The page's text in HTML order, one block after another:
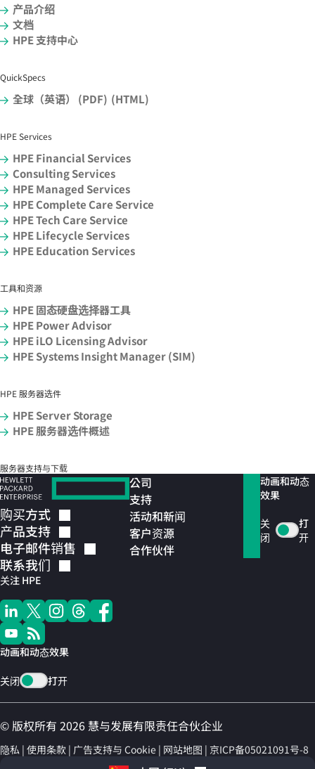
产品介绍
文档
HPE 支持中心
QuickSpecs
全球（英语） (PDF) (HTML)
HPE Services
HPE Financial Services
Consulting Services
HPE Managed Services
HPE Complete Care Service
HPE Tech Care Service
HPE Lifecycle Services
HPE Education Services
工具和资源
HPE 固态硬盘选择器工具
HPE Power Advisor
HPE iLO Licensing Advisor
HPE Systems Insight Manager (SIM)
HPE 服务器选件
HPE Server Storage
HPE 服务器选件概述
服务器支持与下载
购买方式
产品支持
电子邮件销售
联系我们
关注 HPE
动画和动态效果
关闭 打开
公司
支持
活动和新闻
客户资源
合作伙伴
动画和动态
效果
关
闭
打
开
© 版权所有 2026 慧与发展有限责任合伙企业
隐私 使用条款 广告支持与 Cookie 网站地图 京ICP备05021091号-8